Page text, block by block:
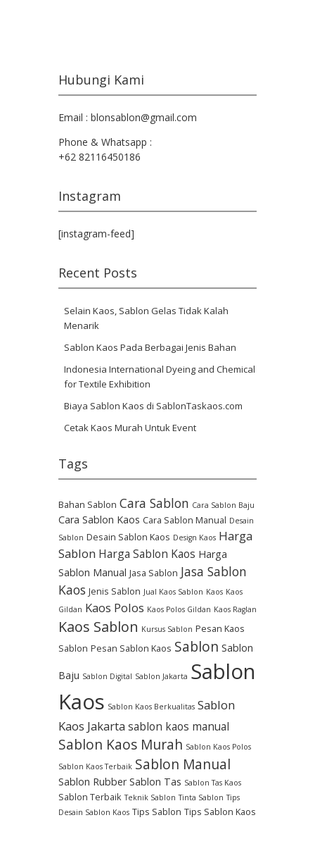
Hubungi Kami
Email : blonsablon@gmail.com
Phone & Whatsapp :
+62 82116450186
Instagram
[instagram-feed]
Recent Posts
Selain Kaos, Sablon Gelas Tidak Kalah
Menarik
Sablon Kaos Pada Berbagai Jenis Bahan
Indonesia International Dyeing and Chemical
for Textile Exhibition
Biaya Sablon Kaos di SablonTaskaos.com
Cetak Kaos Murah Untuk Event
Tags
Bahan Sablon Cara Sablon Cara Sablon Baju
Cara Sablon Kaos Cara Sablon Manual Desain
Sablon Desain Sablon Kaos Design Kaos Harga
Sablon Harga Sablon Kaos Harga
Sablon Manual Jasa Sablon Jasa Sablon
Kaos Jenis Sablon Jual Kaos Sablon Kaos Kaos
Gildan Kaos Polos Kaos Polos Gildan Kaos Raglan
Kaos Sablon Kursus Sablon Pesan Kaos
Sablon Pesan Sablon Kaos Sablon Sablon
Baju Sablon Digital Sablon Jakarta Sablon
Kaos Sablon Kaos Berkualitas Sablon
Kaos Jakarta sablon kaos manual
Sablon Kaos Murah Sablon Kaos Polos
Sablon Kaos Terbaik Sablon Manual
Sablon Rubber Sablon Tas Sablon Tas Kaos
Sablon Terbaik Teknik Sablon Tinta Sablon Tips
Desain Sablon Kaos Tips Sablon Tips Sablon Kaos